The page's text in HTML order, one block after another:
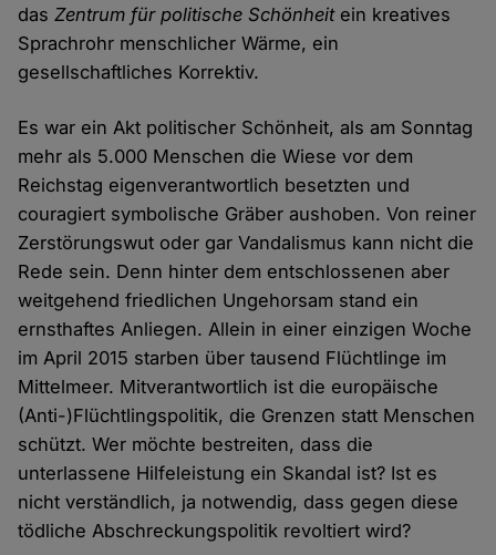
dasZentrum für politische Schönheitein kreatives
Sprachrohr menschlicher Wärme, ein
gesellschaftliches Korrektiv.
Es war ein Akt politischer Schönheit, als am Sonntag
mehr als 5.000 Menschen die Wiese vor dem
Reichstag eigenverantwortlich besetzten und
couragiert symbolische Gräber aushoben. Von reiner
Zerstörungswut oder gar Vandalismus kann nicht die
Rede sein. Denn hinter dem entschlossenen aber
weitgehend friedlichen Ungehorsam stand ein
ernsthaftes Anliegen. Allein in einer einzigen Woche
im April 2015 starben über tausend Flüchtlinge im
Mittelmeer. Mitverantwortlich ist die europäische
(Anti-)Flüchtlingspolitik, die Grenzen statt Menschen
schützt. Wer möchte bestreiten, dass die
unterlassene Hilfeleistung ein Skandal ist? Ist es
nicht verständlich, ja notwendig, dass gegen diese
tödliche Abschreckungspolitik revoltiert wird?